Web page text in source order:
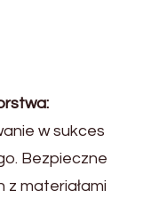
w sukces
Bezpieczne
z materiałami